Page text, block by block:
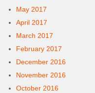
May 2017
April 2017
March 2017
February 2017
December 2016
November 2016
October 2016